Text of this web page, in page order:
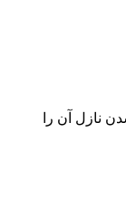
نازل آن را